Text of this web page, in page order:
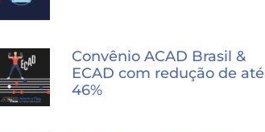
Convênio ACAD Brasil &
ECAD com redução de até
46%